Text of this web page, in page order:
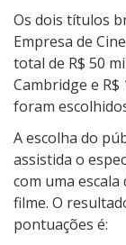
Os dois títulos
Empresa de
total de R$ 50
Cambridge e
foram
A escolha do
assistida o
com uma
filme. O
pontuações é: